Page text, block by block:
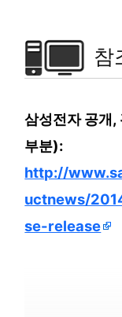
참
삼성전자 공개,
부분):
http://
uctnews/
se-release